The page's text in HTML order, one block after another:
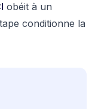
obéit à un
conditionne la